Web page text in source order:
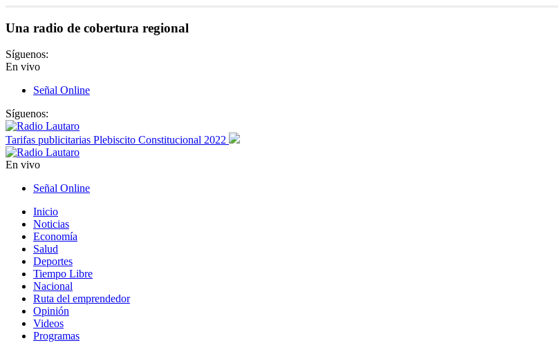
Una radio de cobertura regional
Síguenos:
En vivo
Señal Online
Síguenos:
Tarifas publicitarias Plebiscito Constitucional 2022
En vivo
Señal Online
Inicio
Noticias
Economía
Salud
Deportes
Tiempo Libre
Nacional
Ruta del emprendedor
Opinión
Videos
Programas